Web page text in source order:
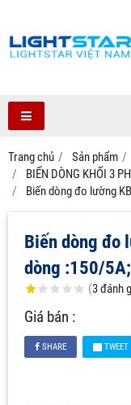
Trang chủ Sản phẩm
BIẾN DÒNG KHỐI 3
Biến dòng đo lường
Biến dòng đo
dòng :150/
(3đánh
Giá bán :
SHARE TWEET